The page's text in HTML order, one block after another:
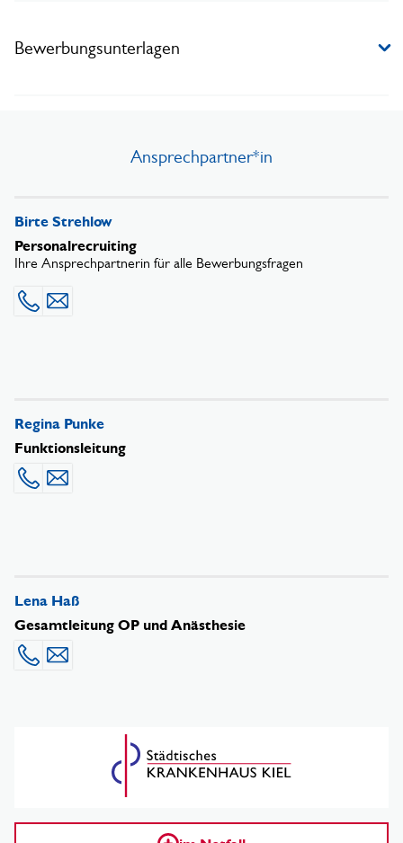
Bewerbungsunterlagen
Ansprechpartner*in
Birte Strehlow
Personalrecruiting
Ihre Ansprechpartnerin für alle Bewerbungsfragen
0431 1697 - 4123
Mail senden
Regina Punke
Funktionsleitung
0431 1697-4777
Mail senden
Lena Haß
Gesamtleitung OP und Anästhesie
0431 1697-5680
Mail senden